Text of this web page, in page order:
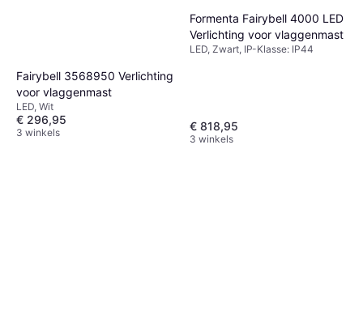
Fairybell 3568950 Verlichting
voor vlaggenmast
LED, Wit
€ 296,95
3 winkels
Formenta Fairybell 4000 LED
Verlichting voor vlaggenmast
LED, Zwart, IP-Klasse: IP44
€ 818,95
3 winkels